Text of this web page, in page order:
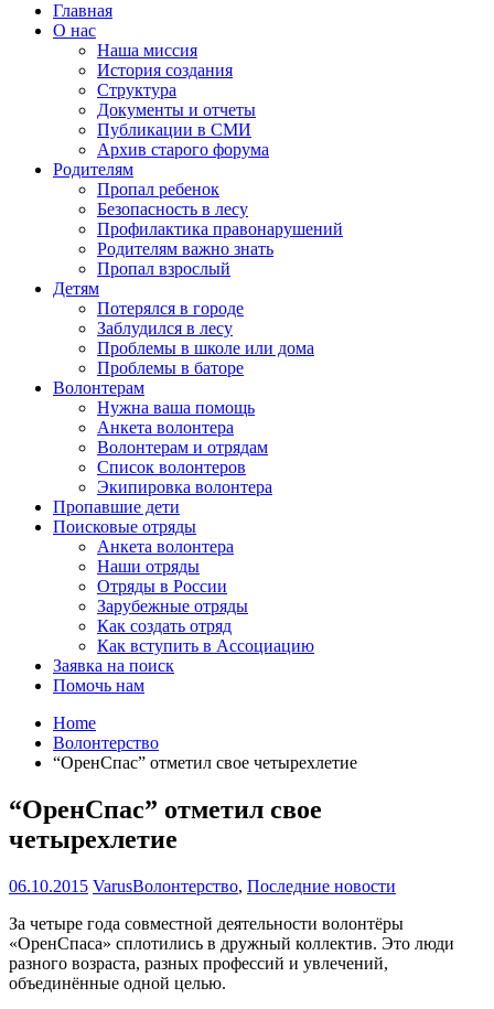
Главная
О нас
Наша миссия
История создания
Структура
Документы и отчеты
Публикации в СМИ
Архив старого форума
Родителям
Пропал ребенок
Безопасность в лесу
Профилактика правонарушений
Родителям важно знать
Пропал взрослый
Детям
Потерялся в городе
Заблудился в лесу
Проблемы в школе или дома
Проблемы в баторе
Волонтерам
Нужна ваша помощь
Анкета волонтера
Волонтерам и отрядам
Список волонтеров
Экипировка волонтера
Пропавшие дети
Поисковые отряды
Анкета волонтера
Наши отряды
Отряды в России
Зарубежные отряды
Как создать отряд
Как вступить в Ассоциацию
Заявка на поиск
Помочь нам
Home
Волонтерство
“ОренСпас” отметил свое четырехлетие
“ОренСпас” отметил свое
четырехлетие
06.10.2015 VarusВолонтерство, Последние новости
За четыре года совместной деятельности волонтёры
«ОренСпаса» сплотились в дружный коллектив. Это люди
разного возраста, разных профессий и увлечений,
объединённые одной целью.